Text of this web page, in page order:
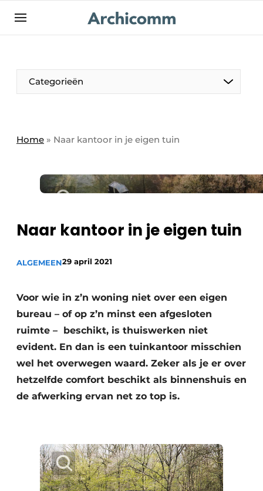
NL be-FR
Categorieën
Home » Naar kantoor in je eigen tuin
Naar kantoor in je eigen tuin
ALGEMEEN29 april 2021
Voor wie in z’n woning niet over een eigen
bureau – of op z’n minst een afgesloten
ruimte – beschikt, is thuiswerken niet
evident. En dan is een tuinkantoor misschien
wel het overwegen waard. Zeker als je er over
hetzelfde comfort beschikt als binnenshuis en
de afwerking ervan net zo top is.